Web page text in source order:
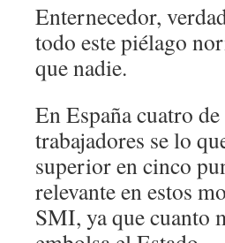
Enternecedor,
todo este piélago
que nadie.
En España cuatro
trabajadores se lo
superior en cinco
relevante en estos
SMI, ya que cuanto